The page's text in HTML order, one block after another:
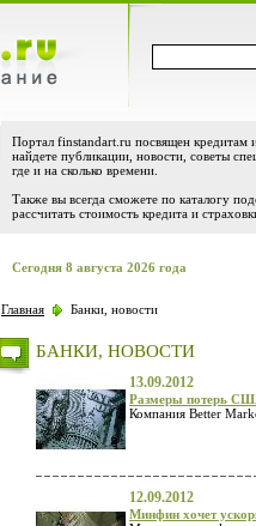
Портал finstandart.ru посвящен кредитам
найдете публикации, новости, советы
где и на сколько времени.
Также вы всегда сможете по каталогу
рассчитать стоимость кредита и
Сегодня 8 августа 2026 года
Главная Банки, новости
БАНКИ, НОВОСТИ
13.09.2012
Размеры потерь
Компания Better
12.09.2012
Минфин хочет